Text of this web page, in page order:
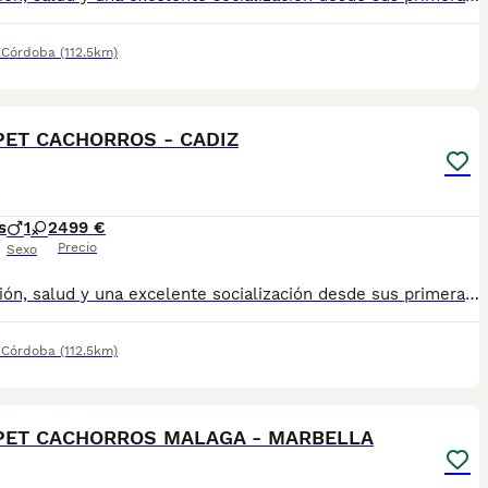
Córdoba (112.5km)
CACHORROS - CADIZ
1 2
Sexo
499 €
Precio
dedicación, salud y una excelente socialización desde sus primeras semanas de vida, estaremos encantados de ayudarte. 🚚 Realizamos entregas en toda España, con especial frecuencia en **Andalucía**: Sevilla, Málaga, Cádiz, Córdoba, Granada, Jaén, Huelva y Almería. También entregamos habitualmente en Marbella, Jerez de la Frontera, Estepona, Fuengirola, Benalmádena, Mijas, Dos Hermanas y cualquier punto de España. **Entrega 100% a contrarreembolso.** No tendrás que adelantar el importe del cachorro. Lo recibirás en la puerta de tu casa mediante transporte especializado y podrás comprobar que todo está correcto antes de realizar el pago. ✅ Vacunados y desparasitados según su edad. ✅ Con microchip, cartilla veterinaria y documentación al día. ✅ Revisados veterinariamente antes de salir de nuestras instalaciones. ✅ Procedentes de excelentes líneas, seleccionadas por salud, carácter y morfología. ✅ Perfectamente socializados y acostumbrados al contacto diario con personas. ✅ Iniciados en el aprendizaje para hacer sus necesidades sobre empapador, facilitando su adaptación al nuevo hogar. ✅ Con asesoramiento personalizado Nuestro objetivo no es vender un cachorro más. Queremos que cada familia reciba un compañero sano, equilibrado y criado con el máximo cuidado desde el primer día. 📩 Si deseas fotografías, vídeos o más información, escríbenos por privado. Estaremos encantados de ayudarte a encontrar el compañero perfecto670864332
Córdoba (112.5km)
CACHORROS MALAGA - MARBELLA